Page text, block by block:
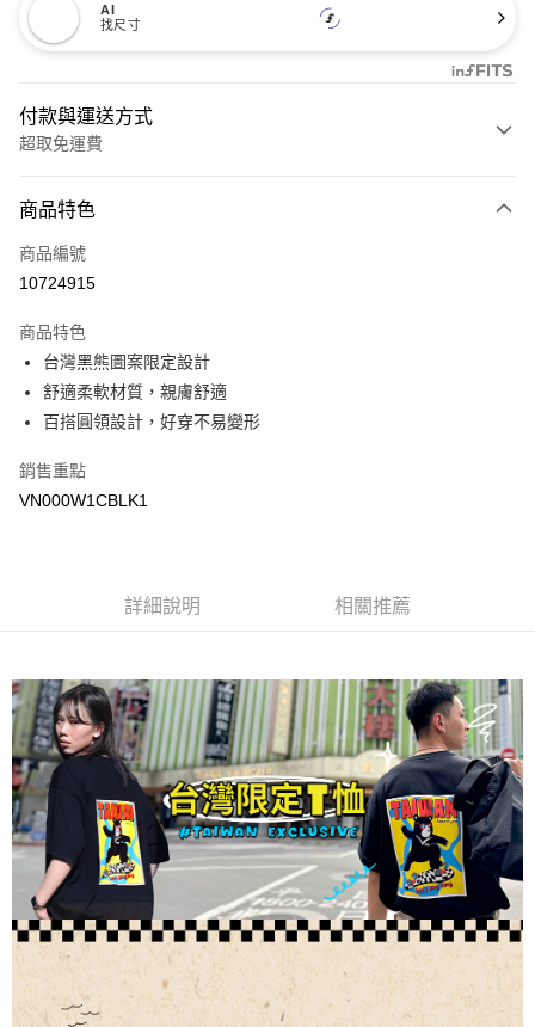
AI
找尺寸
付款與運送方式
超取免運費
信用卡一次付款
超商取貨付款
Apple Pay
悠遊付
流程，驗證手機門號後，選擇欲分期的期數、繳款截止日，確認付款後即完
消。如遇「轉專審核」未通過狀況，表示未達大哥付你分期系統評分，恕無
法說明評估內容。
【繳款方式說明】
1.分期款項不併入電信帳單，「大哥付你分期」於每月結算日後寄送繳費提
醒簡訊。
2.透過簡訊連結打開帳單後，可選擇「超商條碼／台灣大直營門市／銀行轉
帳／街口支付／iPASS MONEY」等通路繳費。
【注意事項】
1.本服務係由「台灣大哥大股份有限公司」（以下簡稱本公司）所提供，讓
用戶於交易時，得透過本服務購買商品或服務，並由商店將買賣／分期付款
買賣價金債權讓與本公司後，依約使用本公司帳單繳交帳款。
2.基於同意付款使用「大哥付你分期」之契約關係目的，商店將以您的個人
資料（包含姓名、電話或地址）提供予台灣大哥大進項蒐集、處理及利用，
由本公司與您本人進行分期帳單所需資料之確認、核對及更正。
3.完整用戶服務條款，請詳閱以下連結： https://oppay.tw/userRule
【關於「AFTEE先享後付」】
１．簡單：不需註冊會員、不需綁卡、不需儲值。
２．便利：只要手機號碼，簡訊認證，即可結帳。
３．安心：先確認商品／服務後，再付款。
【「AFTEE先享後付」結帳流程】
１．於結帳方式選擇「AFTEE先享後付」後，將跳轉至「AFTEE先享後付」
結帳頁面，進行簡訊認證並確認金額後，即可完成結帳。
２．訂單成立數日內，您將收到繳費通知簡訊。
３．收到繳費通知簡訊後14天內，點擊此簡訊中的連結，可透過四大超商／
ATM／網路銀行／等多元方式進行付款，方視為交易完成。
※ 請注意：結帳手續完成當下不需立刻繳費，但若您需要取消訂單，請聯絡
購買商品的店家。未經商家同意取消之訂單仍視為有效，需透過AFTEE先享
後付繳納相關費用。
※ 交易是否成功請以「AFTEE先享後付 」之結帳頁面顯示為準，若有關於
是否繳費成功／繳費後需取消欲退款等相關疑問，請聯繫「AFTEE先享後付
客戶支援中心」
https://netprotections.freshdesk.com/support/home
運送方式
全家取貨付款
免運費
付款後全家取貨
免運費
萊爾富取貨付款
免運費
付款後萊爾富取貨
免運費
商品特色
商品編號
10724915
商品特色
台灣黑熊圖案限定設計
舒適柔軟材質，親膚舒適
百搭圓領設計，好穿不易變形
銷售重點
VN000W1CBLK1
詳細說明 相關推薦